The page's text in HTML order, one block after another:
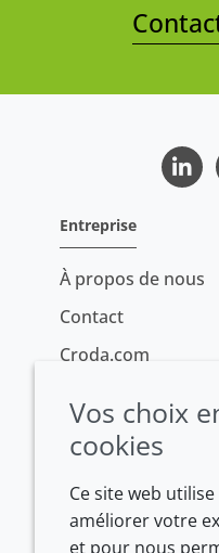
Entreprise
À propos de nous
Contact
Croda.com
Vos choix
cookies
Ce site web
améliorer votre
et pour nous